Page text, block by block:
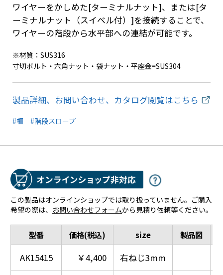
ワイヤーをかしめた[ターミナルナット]、または[タ
ーミナルナット（スイベル付）]を接続することで、
ワイヤーの階段から水平部への連結が可能です。
※材質：SUS316
寸切ボルト・六角ナット・袋ナット・平座金=SUS304
製品詳細、お問い合わせ、カタログ閲覧はこちら
#柵 #階段スロープ
この製品はオンラインショップでは取り扱っていません。ご購入
希望の際は、 お問い合わせフォームから見積り依頼等ください。
型番
AK15415
価格(税込) size 製品図
￥4,400 右ねじ3mm